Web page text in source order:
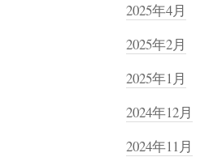
2025年4月
2025年2月
2025年1月
2024年12月
2024年11月